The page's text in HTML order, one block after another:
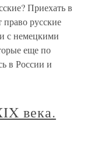
Приехать в
русские
с немецкими
еще по
в России и
века.